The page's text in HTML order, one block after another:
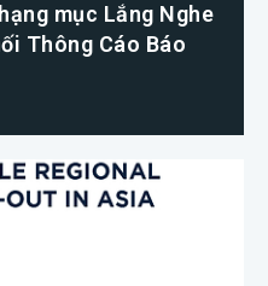
mục Lắng Nghe
Thông Cáo Báo